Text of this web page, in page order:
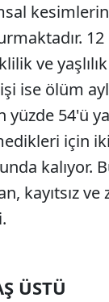
ve yaşlılık
ise ölüm
yüzde 54'ü
için
kalıyor.
kayıtsız
ÜSTÜ